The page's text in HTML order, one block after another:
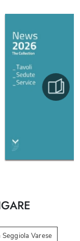
Seggiola Varese